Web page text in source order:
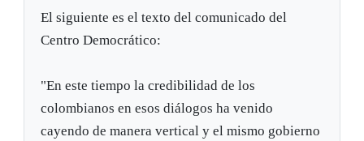
El siguiente es el texto del comunicado del
Centro Democrático:
"En este tiempo la credibilidad de los
colombianos en esos diálogos ha venido
cayendo de manera vertical y el mismo gobierno